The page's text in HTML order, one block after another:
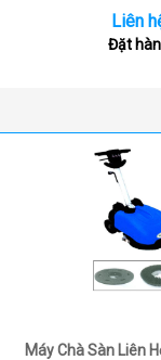
Liên
Đặt
Máy Chà Sàn Liên